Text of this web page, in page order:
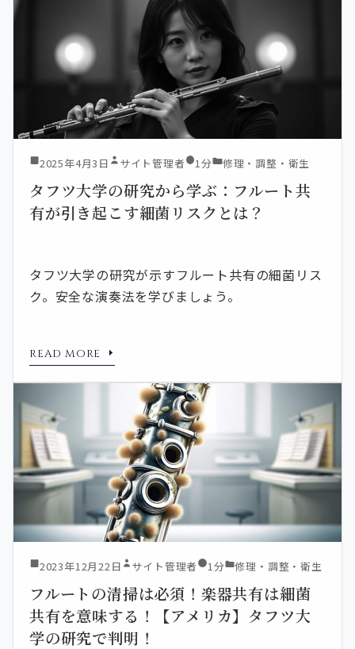
2025年4月3日 サイト管理者 1分 修理・調整・衛生
タフツ大学の研究から学ぶ：フルート共
有が引き起こす細菌リスクとは？
タフツ大学の研究が示すフルート共有の細菌リス
ク。安全な演奏法を学びましょう。
READ MORE
2023年12月22日 サイト管理者 1分 修理・調整・衛生
フルートの清掃は必須！楽器共有は細菌
共有を意味する！【アメリカ】タフツ大
学の研究で判明！